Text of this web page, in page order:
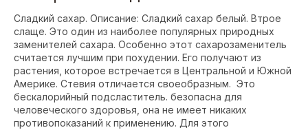
Сладкий сахар. Описание: Сладкий сахар белый. Втрое
слаще. Это один из наиболее популярных природных
заменителей сахара. Особенно этот сахарозаменитель
считается лучшим при похудении. Его получают из
растения, которое встречается в Центральной и Южной
Америке. Стевия отличается своеобразным. Это
бескалорийный подсластитель. безопасна для
человеческого здоровья, она не имеет никаких
противопоказаний к применению. Для этого